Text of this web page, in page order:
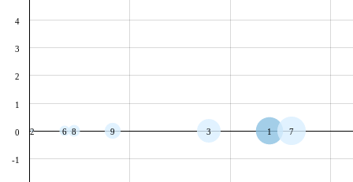
1
2 3
6 7
8 9
-1
0
1
2
3
4